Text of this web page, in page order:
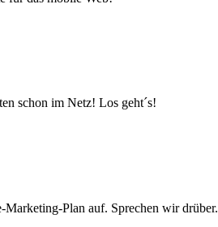
schon im Netz! Los geht´s!
Plan auf. Sprechen wir drüber.